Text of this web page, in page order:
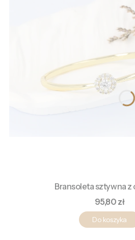
Bransoleta sztywna z
Cena
95,80 zł
Do koszyka